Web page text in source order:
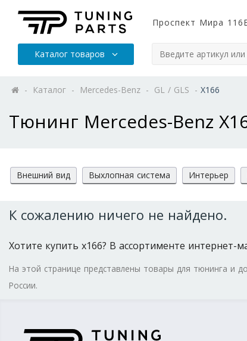
Проспект Мира
Каталог товаров
- Каталог - Mercedes-Benz - GL / GLS - X166
Тюнинг Mercedes-Benz
Внешний вид Выхлопная система Интерьер
К сожалению ничего не найдено.
Хотите купить x166? В ассортименте интернет-
На этой странице представлены товары для тюнинга и
России.